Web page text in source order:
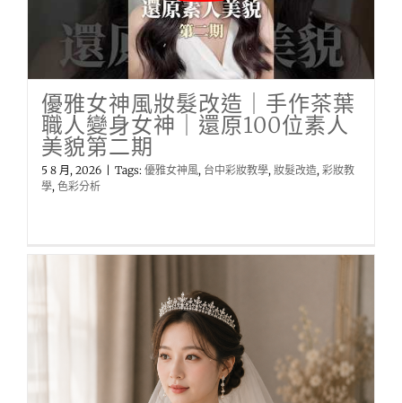
優雅女神風妝髮改造｜手作茶葉
職人變身女神｜還原100位素人
美貌第二期
5 8 月, 2026 Tags: 優雅女神風, 台中彩妝教學, 妝髮改造, 彩妝教
學, 色彩分析